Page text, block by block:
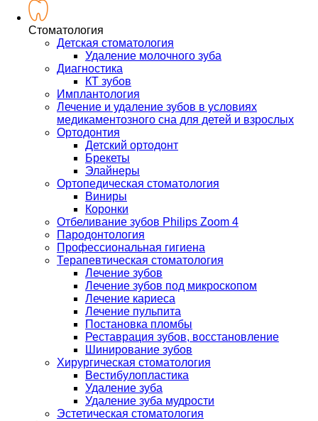
Стоматология
Детская стоматология
Удаление молочного зуба
Диагностика
КТ зубов
Имплантология
Лечение и удаление зубов в условиях
медикаментозного сна для детей и взрослых
Ортодонтия
Детский ортодонт
Брекеты
Элайнеры
Ортопедическая стоматология
Виниры
Коронки
Отбеливание зубов Philips Zoom 4
Пародонтология
Профессиональная гигиена
Терапевтическая стоматология
Лечение зубов
Лечение зубов под микроскопом
Лечение кариеса
Лечение пульпита
Постановка пломбы
Реставрация зубов, восстановление
Шинирование зубов
Хирургическая стоматология
Вестибулопластика
Удаление зуба
Удаление зуба мудрости
Эстетическая стоматология